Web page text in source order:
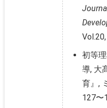
初等
導, 大
育』,
127〜